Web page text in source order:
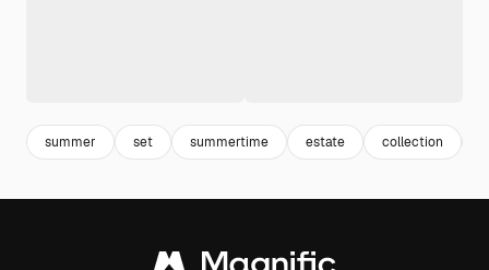
summer set summertime estate collection